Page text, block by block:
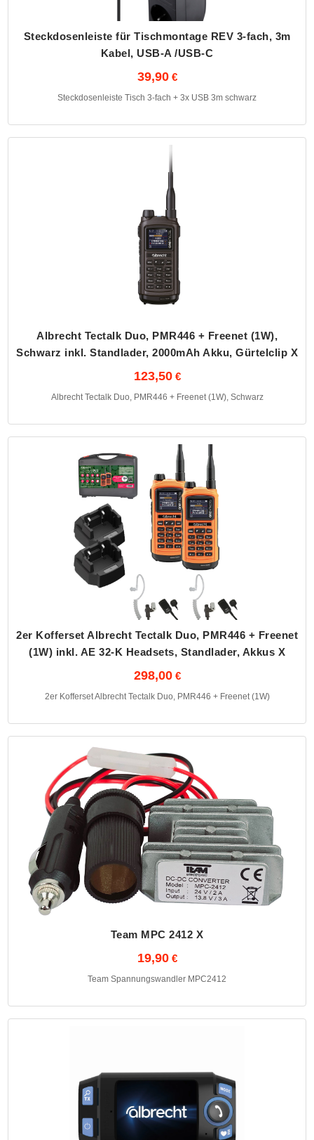
Steckdosenleiste für Tischmontage REV 3-fach, 3m
Kabel, USB-A /USB-C
39,90
Steckdosenleiste Tisch 3-fach + 3x USB 3m schwarz
Albrecht Tectalk Duo, PMR446 + Freenet (1W),
Schwarz inkl. Standlader, 2000mAh Akku, Gürtelclip X
123,50
Albrecht Tectalk Duo, PMR446 + Freenet (1W), Schwarz
2er Kofferset Albrecht Tectalk Duo, PMR446 + Freenet
(1W) inkl. AE 32-K Headsets, Standlader, Akkus X
298,00
2er Kofferset Albrecht Tectalk Duo, PMR446 + Freenet (1W)
Team MPC 2412 X
19,90
Team Spannungswandler MPC2412